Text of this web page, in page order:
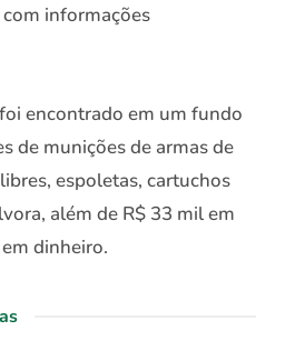
informações
encontrado em um fundo
de munições de armas de
espoletas, cartuchos
além de R$ 33 mil em
dinheiro.